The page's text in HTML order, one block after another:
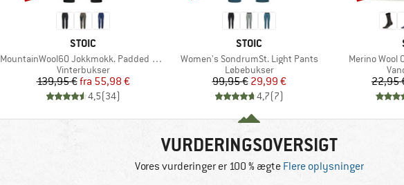
MÆRKE
STOIC
Artikel
MountainWool60 Jokkmokk. Padded Pants
Produktgruppe
Vinterbukser
Pris
139,95 € Nedsat pris
fra 55,98 €
4,5(34)
MÆRKE
STOIC
Artikel
Women's SondrumSt. Light Pants
Produktgruppe
Løbebukser
Pris
99,95 €Nedsat pris
29,99 €
4,7(7)
Artikel
Merino Wool
22,95
VURDERINGSOVERSIGT
Vores vurderinger er 100 % ægte Flere oplysninger